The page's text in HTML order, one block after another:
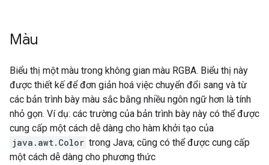
Màu
Biểu thị một màu trong không gian màu RGBA. Biểu thị này
được thiết kế để đơn giản hoá việc chuyển đổi sang và từ
các bản trình bày màu sắc bằng nhiều ngôn ngữ hơn là tính
nhỏ gọn. Ví dụ: các trường của bản trình bày này có thể được
cung cấp một cách dễ dàng cho hàm khởi tạo của
java.awt.Color trong Java; cũng có thể được cung cấp
một cách dễ dàng cho phương thức